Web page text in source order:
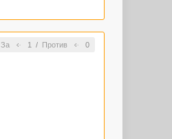
За 1 / Против 0